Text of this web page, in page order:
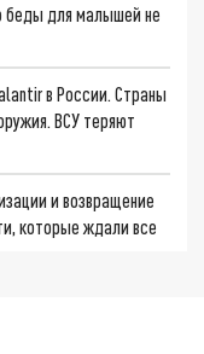
беды для малышей не
в России. Страны
ВСУ теряют
и возвращение
которые ждали все